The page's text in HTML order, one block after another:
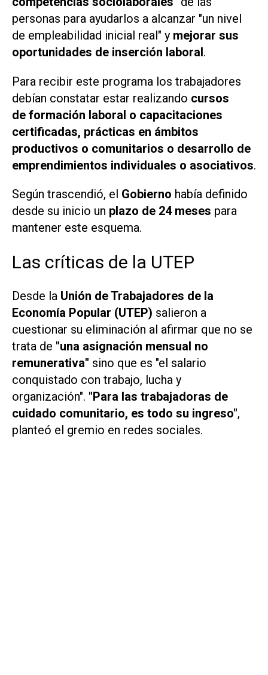
personas para ayudarlos a alcanzar "un nivel
de empleabilidad inicial real" y mejorar sus
oportunidades de inserción laboral.
Para recibir este programa los trabajadores
debían constatar estar realizando cursos
de formación laboral o capacitaciones
certificadas, prácticas en ámbitos
productivos o comunitarios o desarrollo de
emprendimientos individuales o asociativos.
Según trascendió, el Gobierno había definido
desde su inicio un plazo de 24 meses para
mantener este esquema.
Las críticas de la UTEP
Desde la Unión de Trabajadores de la
Economía Popular (UTEP) salieron a
cuestionar su eliminación al afirmar que no se
trata de "una asignación mensual no
remunerativa" sino que es "el salario
conquistado con trabajo, lucha y
organización". "Para las trabajadoras de
cuidado comunitario, es todo su ingreso",
planteó el gremio en redes sociales.